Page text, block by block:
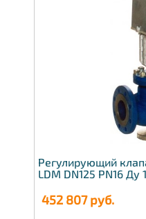
Регулирующий
LDM DN125 PN16 Ду
452 807руб.